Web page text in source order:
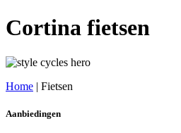
Cortina fietsen
Home | Fietsen
Aanbiedingen